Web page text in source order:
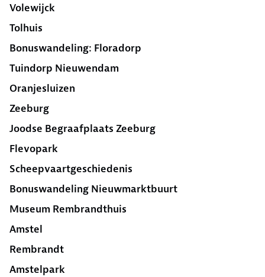
Volewijck
Tolhuis
Bonuswandeling: Floradorp
Tuindorp Nieuwendam
Oranjesluizen
Zeeburg
Joodse Begraafplaats Zeeburg
Flevopark
Scheepvaartgeschiedenis
Bonuswandeling Nieuwmarktbuurt
Museum Rembrandthuis
Amstel
Rembrandt
Amstelpark